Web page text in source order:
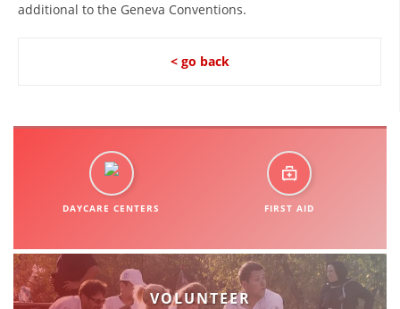
additional to the Geneva Conventions.
< go back
DAYCARE CENTERS FIRST AID
VOLUNTEER